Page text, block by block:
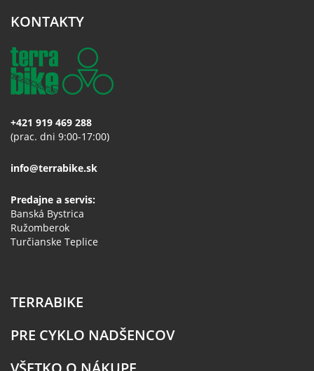
KONTAKTY
+421 919 469 288
(prac. dni 9:00-17:00)
info@terrabike.sk
Predajne a servis:
Banská Bystrica
Ružomberok
Turčianske Teplice
TERRABIKE
PRE CYKLO NADŠENCOV